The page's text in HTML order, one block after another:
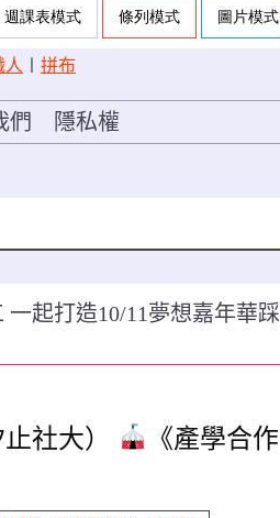
人 拼布
們 隱私權
一起打造10/11夢想嘉年華踩
社大）
《產學合作